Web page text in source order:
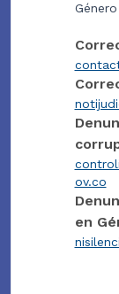
ov.co
en